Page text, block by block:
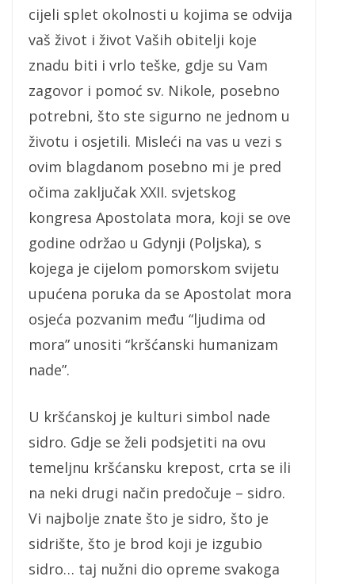
cijeli splet okolnosti u kojima se odvija
vaš život i život Vaših obitelji koje
znadu biti i vrlo teške, gdje su Vam
zagovor i pomoć sv. Nikole, posebno
potrebni, što ste sigurno ne jednom u
životu i osjetili. Misleći na vas u vezi s
ovim blagdanom posebno mi je pred
očima zaključak XXII. svjetskog
kongresa Apostolata mora, koji se ove
godine održao u Gdynji (Poljska), s
kojega je cijelom pomorskom svijetu
upućena poruka da se Apostolat mora
osjeća pozvanim među “ljudima od
mora” unositi “kršćanski humanizam
nade”.
U kršćanskoj je kulturi simbol nade
sidro. Gdje se želi podsjetiti na ovu
temeljnu kršćansku krepost, crta se ili
na neki drugi način predočuje – sidro.
Vi najbolje znate što je sidro, što je
sidrište, što je brod koji je izgubio
sidro… taj nužni dio opreme svakoga